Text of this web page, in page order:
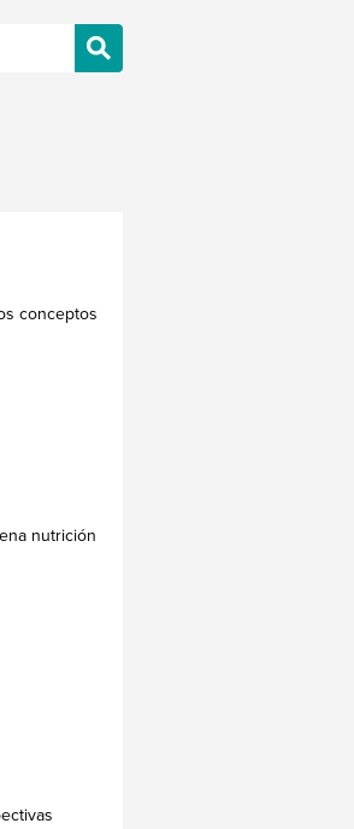
conceptos
nutrición